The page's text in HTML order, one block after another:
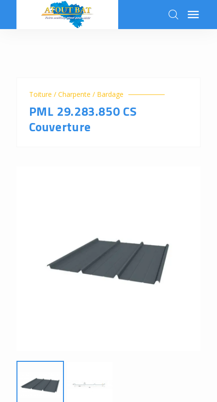
k 
Toiture / Charpente / Bardage
PML 29.283.850 CS
Couverture